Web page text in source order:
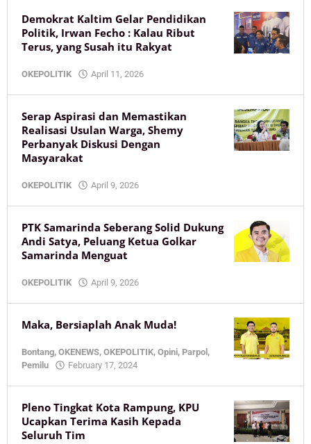
Demokrat Kaltim Gelar Pendidikan
Politik, Irwan Fecho : Kalau Ribut
Terus, yang Susah itu Rakyat
OKEPOLITIK April 11, 2026
Serap Aspirasi dan Memastikan
Realisasi Usulan Warga, Shemy
Perbanyak Diskusi Dengan
Masyarakat
OKEPOLITIK April 9, 2026
PTK Samarinda Seberang Solid Dukung
Andi Satya, Peluang Ketua Golkar
Samarinda Menguat
OKEPOLITIK April 9, 2026
Maka, Bersiaplah Anak Muda!
Bontang, OKENEWS, OKEPOLITIK, Opini, Parpol ,
Pemilu
February 17, 2024
Pleno Tingkat Kota Rampung, KPU
Ucapkan Terima Kasih Kepada
Seluruh Tim